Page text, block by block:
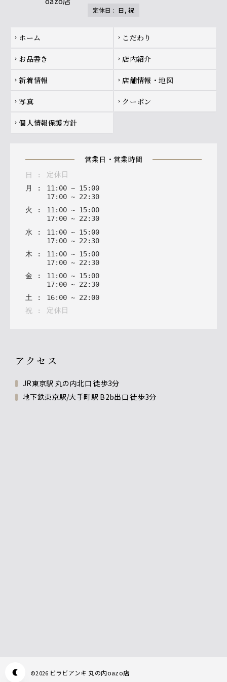
定休日 : 日, 祝
Footer navigation
chevron_right ホーム chevron_right こだわり
chevron_right お品書き chevron_right 店内紹介
chevron_right 新着情報 chevron_right 店舗情報・地図
chevron_right 写真 chevron_right クーポン
chevron_right 個人情報保護方針
営業日・営業時間
日 :
定休日
月
: 11: 00 ~ 15: 00
17: 00 ~ 22: 30
火
: 11: 00 ~ 15: 00
17: 00 ~ 22: 30
水 : 11 : 00 ~ 15: 00
17: 00 ~ 22 : 30
木 : 11 : 00 ~ 15: 00
17: 00 ~ 22 : 30
金 : 11 : 00 ~ 15: 00
17: 00 ~ 22 : 30
土 : 16: 00 ~ 22 : 00
祝 : 定休日
アクセス
JR東京駅 丸の内北口 徒歩3分
地下鉄東京駅/大手町駅 B2b出口 徒歩3分
©2026 ビラビアンキ 丸の内oazo店
Appearance mode switch